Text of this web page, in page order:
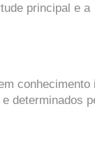
principal e a
conhecimento
determinados